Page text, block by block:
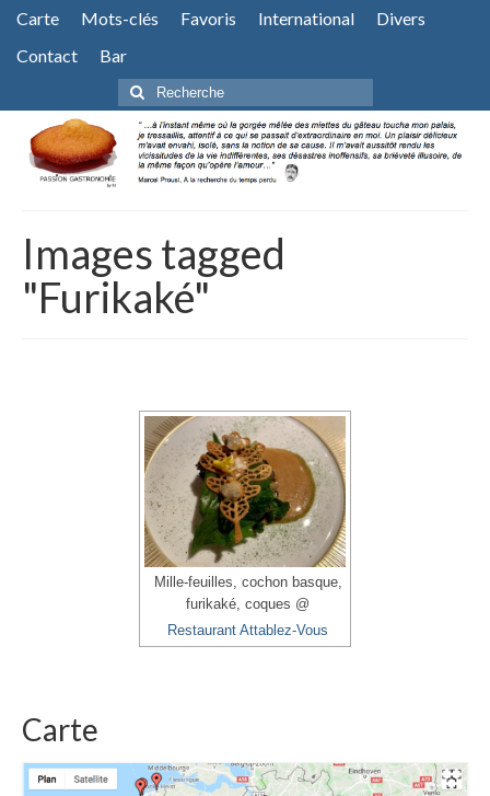
Carte Mots-clés Favoris International
Divers
Contact
Bar
Rechercher
:
Images tagged
"Furikaké"
Mille-feuilles, cochon basque,
furikaké, coques @
Restaurant Attablez-Vous
Carte